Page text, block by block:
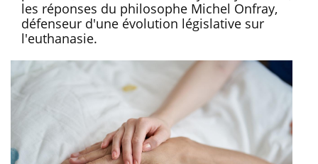
les réponses du philosophe Michel Onfray,
défenseur d'une évolution législative sur
l'euthanasie.